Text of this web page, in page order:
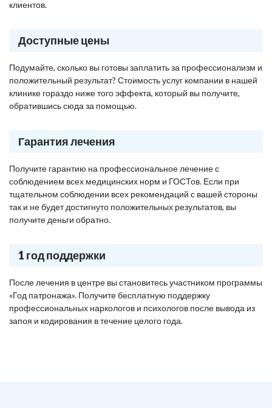
клиентов.
Доступные цены
Подумайте, сколько вы готовы заплатить за профессионализм и
положительный результат? Стоимость услуг компании в нашей
клинике гораздо ниже того эффекта, который вы получите,
обратившись сюда за помощью.
Гарантия лечения
Получите гарантию на профессиональное лечение с
соблюдением всех медицинских норм и ГОСТов. Если при
тщательном соблюдении всех рекомендаций с вашей стороны
так и не будет достигнуто положительных результатов, вы
получите деньги обратно.
1 год поддержки
После лечения в центре вы становитесь участником программы
«Год патронажа». Получите бесплатную поддержку
профессиональных наркологов и психологов после вывода из
запоя и кодирования в течение целого года.